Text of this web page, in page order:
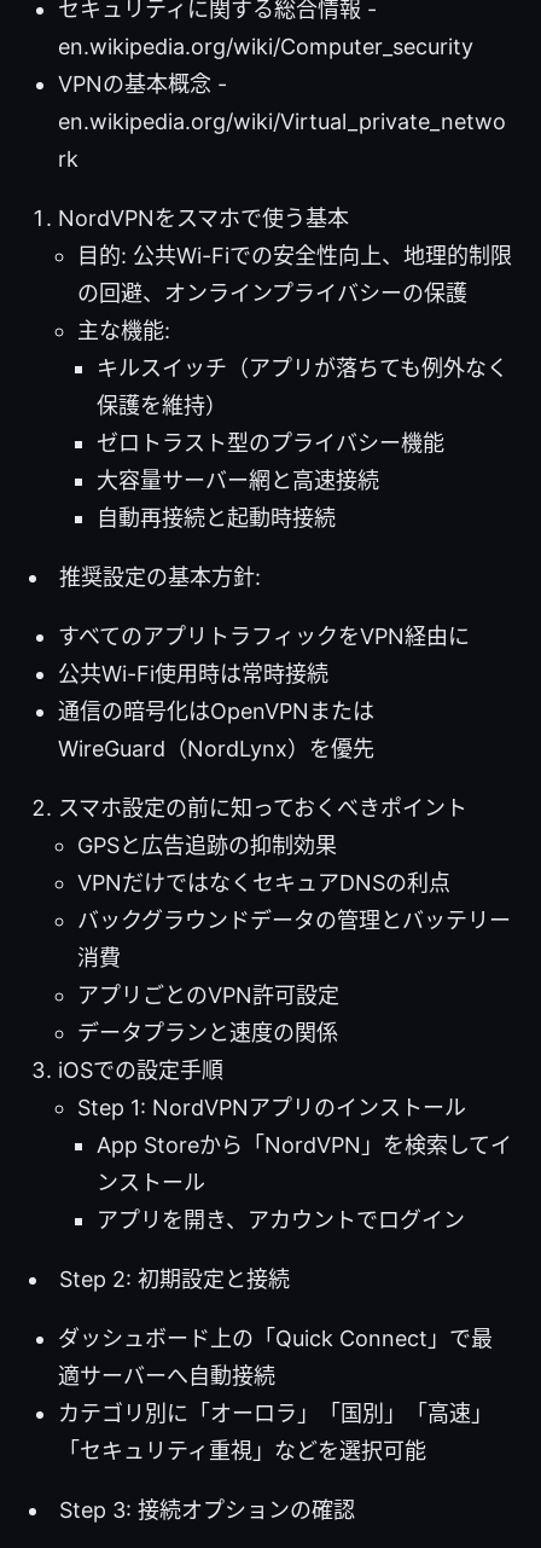
セキュリティに関する総合情報 -
en.wikipedia.org/wiki/Computer_security
VPNの基本概念 -
en.wikipedia.org/wiki/Virtual_private_netwo
rk
NordVPNをスマホで使う基本
目的: 公共Wi-Fiでの安全性向上、地理的制限
の回避、オンラインプライバシーの保護
主な機能:
キルスイッチ（アプリが落ちても例外なく
保護を維持）
ゼロトラスト型のプライバシー機能
大容量サーバー網と高速接続
自動再接続と起動時接続
推奨設定の基本方針:
すべてのアプリトラフィックをVPN経由に
公共Wi-Fi使用時は常時接続
通信の暗号化はOpenVPNまたは
WireGuard（NordLynx）を優先
スマホ設定の前に知っておくべきポイント
GPSと広告追跡の抑制効果
VPNだけではなくセキュアDNSの利点
バックグラウンドデータの管理とバッテリー
消費
アプリごとのVPN許可設定
データプランと速度の関係
iOSでの設定手順
Step 1: NordVPNアプリのインストール
App Storeから「NordVPN」を検索してイ
ンストール
アプリを開き、アカウントでログイン
Step 2: 初期設定と接続
ダッシュボード上の「Quick Connect」で最
適サーバーへ自動接続
カテゴリ別に「オーロラ」「国別」「高速」
「セキュリティ重視」などを選択可能
Step 3: 接続オプションの確認